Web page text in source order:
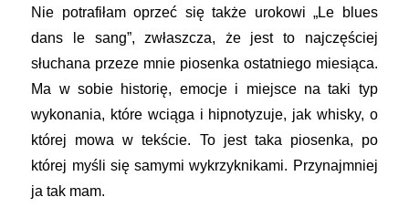
Nie potrafiłam oprzeć się także urokowi „Le blues
dans le sang”, zwłaszcza, że jest to najczęściej
słuchana przeze mnie piosenka ostatniego miesiąca.
Ma w sobie historię, emocje i miejsce na taki typ
wykonania, które wciąga i hipnotyzuje, jak whisky, o
której mowa w tekście. To jest taka piosenka, po
której myśli się samymi wykrzyknikami. Przynajmniej
ja tak mam.